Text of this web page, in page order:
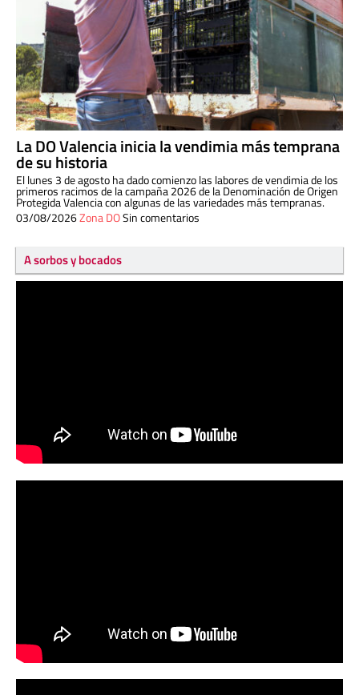
La DO Valencia inicia la vendimia más temprana
de su historia
El lunes 3 de agosto ha dado comienzo las labores de vendimia de los
primeros racimos de la campaña 2026 de la Denominación de Origen
Protegida Valencia con algunas de las variedades más tempranas.
03/08/2026Zona DOSin comentarios
A sorbos y bocados